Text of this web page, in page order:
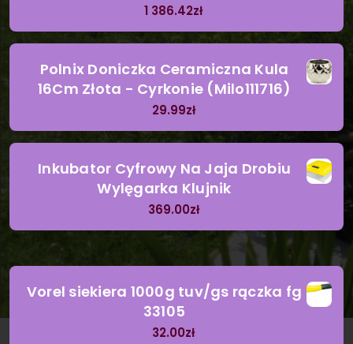
1 386.42zł
Polnix Doniczka Ceramiczna Kula
16Cm Złota - Cyrkonie (Milo111716)
29.99zł
Inkubator Cyfrowy Na Jaja Drobiu
Wylęgarka Klujnik
369.00zł
Vorel siekiera 1000g tuv/gs rączka fg
33105
32.00zł